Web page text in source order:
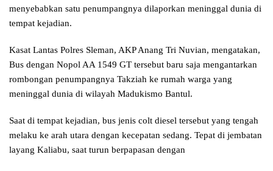
menyebabkan satu penumpangnya dilaporkan meninggal dunia di
tempat kejadian.
Kasat Lantas Polres Sleman, AKP Anang Tri Nuvian, mengatakan,
Bus dengan Nopol AA 1549 GT tersebut baru saja mengantarkan
rombongan penumpangnya Takziah ke rumah warga yang
meninggal dunia di wilayah Madukismo Bantul.
Saat di tempat kejadian, bus jenis colt diesel tersebut yang tengah
melaku ke arah utara dengan kecepatan sedang. Tepat di jembatan
layang Kaliabu, saat turun berpapasan dengan